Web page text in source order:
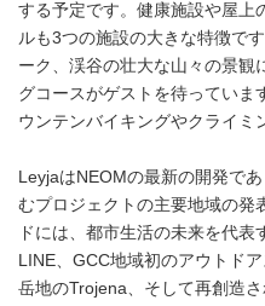
する予定です。健康施設や屋上
ルも3つの施設の大きな特徴で
ーク、渓谷の壮大な山々の景観
グコースがゲストを待っていま
ウンテンバイキングやクライミ
LeyjaはNEOMの最新の開発で
むプロジェクトの主要地域の発
ドには、都市生活の未来を代
LINE、GCC地域初のアウトド
岳地のTrojena、そして再創造